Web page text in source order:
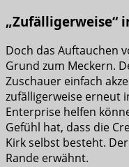
„Zufälligerweise“
Doch das Auftauchen
Grund zum Meckern.
Zuschauer einfach
zufälligerweise erneut
Enterprise helfen
Gefühl hat, dass die
Kirk selbst besteht.
Rande erwähnt.